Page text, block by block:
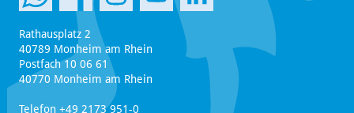
Rathausplatz 2
40789 Monheim am Rhein
Postfach 10 06 61
40770 Monheim am Rhein
Telefon +49 2173 951-0